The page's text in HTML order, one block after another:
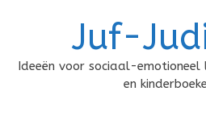
Juf-
Ideeën voor sociaal-emotioneel
en